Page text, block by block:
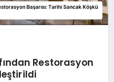
Restorasyon